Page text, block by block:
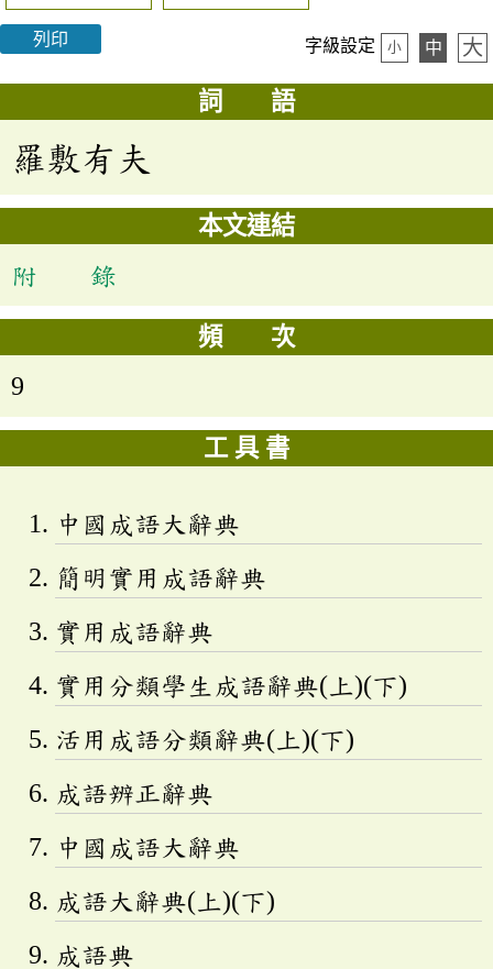
列印 字級設定 小 中 大
詞 語
羅敷有夫
本文連結
附 錄
頻 次
9
工 具 書
中國成語大辭典
簡明實用成語辭典
實用成語辭典
實用分類學生成語辭典(上)(下)
活用成語分類辭典(上)(下)
成語辨正辭典
中國成語大辭典
成語大辭典(上)(下)
成語典